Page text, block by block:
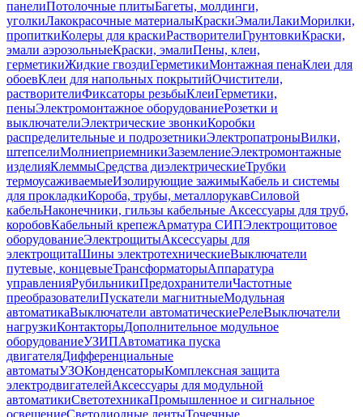
панелиПотолочные плитыБагеты, молдинги,
уголкиЛакокрасочные материалыКраскиЭмалиЛакиМорилки,
пропиткиКолеры для краскиРастворителиГрунтовкиКраски,
эмали аэрозольныеКраски, эмалиПены, клеи,
герметикиЖидкие гвоздиГерметикиМонтажная пенаКлеи для
обоевКлеи для напольных покрытийОчистители,
растворителиФиксаторы резьбыКлеиГерметики,
пеныЭлектромонтажное оборудованиеРозетки и
выключателиЭлектрические звонкиКоробки
распределительные и подрозетникиЭлектропатроныВилки,
штепселиМолниеприемникиЗаземлениеЭлектромонтажные
изделияКлеммыСредства диэлектрическиеТрубки
термоусаживаемыеИзолирующие зажимыКабель и системы
для прокладкиКороба, трубы, металлорукавСиловой
кабельНаконечники, гильзы кабельные Аксессуары для труб,
коробовКабельный крепежАрматура СИПЭлектрощитовое
оборудованиеЭлектрощитыАксессуары для
электрощитаШины электротехническиеВыключатели
путевые, концевыеТрансформаторыАппаратура
управленияРубильникиПредохранителиЧастотные
преобразователиПускатели магнитныеМодульная
автоматикаВыключатели автоматическиеРелеВыключатели
нагрузкиКонтакторыДополнительное модульное
оборудованиеУЗИПАвтоматика пуска
двигателяДифференциальные
автоматыУЗОКонденсаторыКомплексная защита
электродвигателейАксессуары для модульной
автоматикиСветотехникаПромышленное и сигнальное
освещениеСветодиодные лентыТочечные